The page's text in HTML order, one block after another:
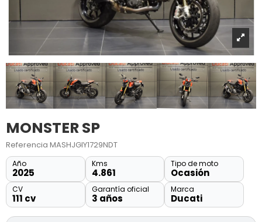
MONSTER SP
Referencia MASHJGIY1729NDT
Año
2025
Kms
4.861
Tipo de moto
Ocasión
CV
111 cv
Garantía oficial
3 años
Marca
Ducati